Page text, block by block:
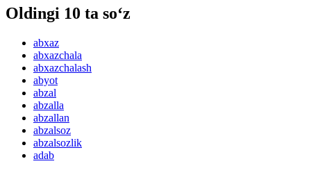
Oldingi 10 ta so‘z
abxaz
abxazchala
abxazchalash
abyot
abzal
abzalla
abzallan
abzalsoz
abzalsozlik
adab